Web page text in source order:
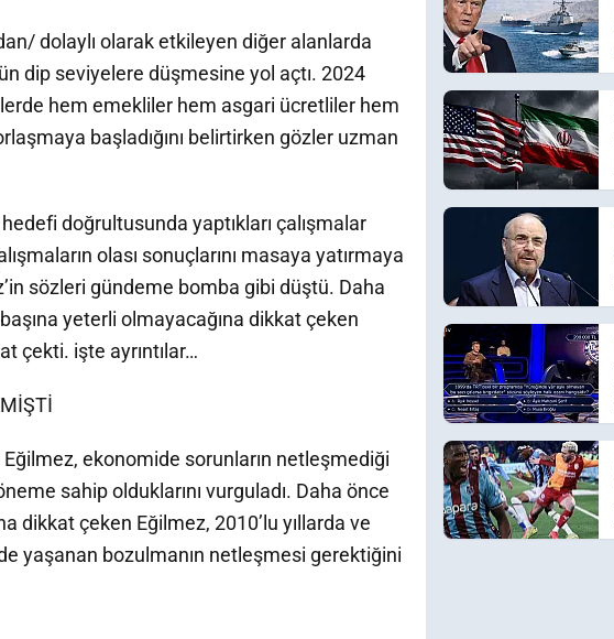
dolaylı olarak etkileyen diğer alanlarda
dip seviyelere düşmesine yol açtı. 2024
hem emekliler hem asgari ücretliler hem
başladığını belirtirken gözler uzman
doğrultusunda yaptıkları çalışmalar
olası sonuçlarını masaya yatırmaya
sözleri gündeme bomba gibi düştü. Daha
yeterli olmayacağına dikkat çeken
çekti. işte ayrıntılar…
ekonomide sorunların netleşmediği
sahip olduklarını vurguladı. Daha önce
dikkat çeken Eğilmez, 2010’lu yıllarda ve
yaşanan bozulmanın netleşmesi gerektiğini